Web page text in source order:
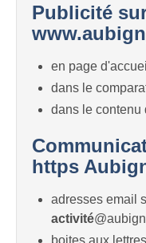
Publicité
en page
dans le
dans le contenu
https
adresses email
activité